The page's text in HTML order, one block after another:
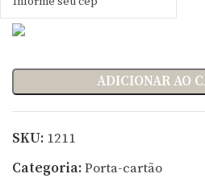
ADICIONAR AO
SKU: 1211
Categoria:Porta-cartão